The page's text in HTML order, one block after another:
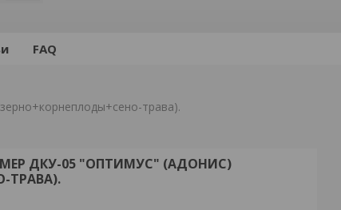
FAQ
трава).
ДКУ-05 "ОПТИМУС" (АДОНИС)
ТРАВА).